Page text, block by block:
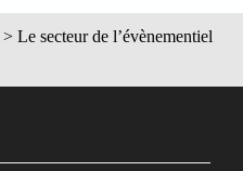
> Le secteur de l’évènementiel